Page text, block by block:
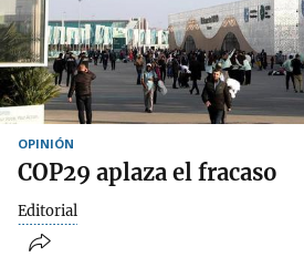
OPINIÓN
COP29 aplaza el fracaso
Editorial